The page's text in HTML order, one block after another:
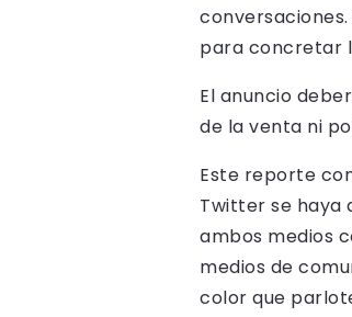
para concretar
El anuncio
de la venta ni
Este reporte
Twitter se haya
ambos medios
medios de
color que